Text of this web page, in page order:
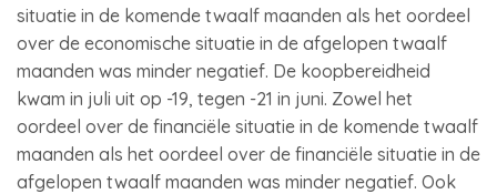
situatie in de komende twaalf maanden als het oordeel
over de economische situatie in de afgelopen twaalf
maanden was minder negatief. De koopbereidheid
kwam in juli uit op -19, tegen -21 in juni. Zowel het
oordeel over de financiële situatie in de komende twaalf
maanden als het oordeel over de financiële situatie in de
afgelopen twaalf maanden was minder negatief. Ook